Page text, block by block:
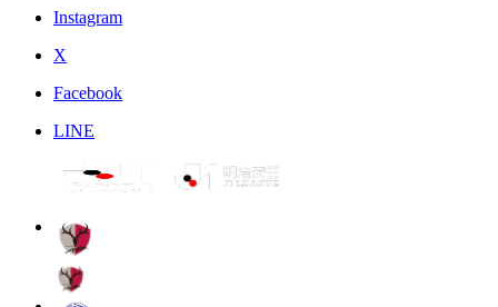
Instagram
X
Facebook
LINE